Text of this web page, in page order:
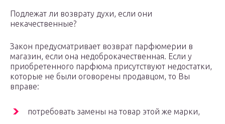
Подлежат ли возврату духи, если они
некачественные?
Закон предусматривает возврат парфюмерии в
магазин, если она недоброкачественная. Если у
приобретенного парфюма присутствуют недостатки,
которые не были оговорены продавцом, то Вы
вправе:
потребовать замены на товар этой же марки,